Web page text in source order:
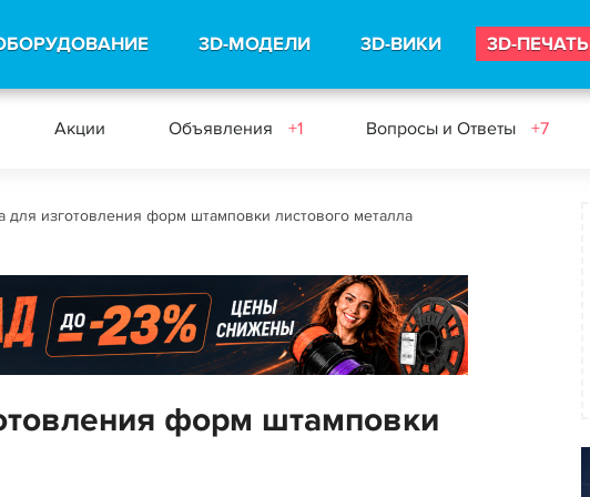
3D-МОДЕЛИ 3D-ВИКИ 3D-ПЕЧАТЬ
Акции Объявления +1 Вопросы и Ответы +7
для изготовления форм штамповки листового металла
форм штамповки